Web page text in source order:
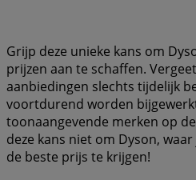
Grijp deze unieke kans om
prijzen aan te schaffen.
aanbiedingen slechts tijdelijk
voortdurend worden
toonaangevende merken op
deze kans niet om Dyson,
de beste prijs te krijgen!